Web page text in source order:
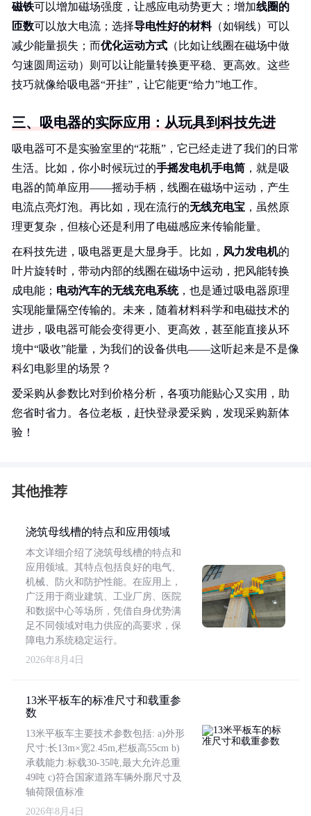
磁铁可以增加磁场强度，让感应电动势更大；增加线圈的
匝数可以放大电流；选择导电性好的材料（如铜线）可以
减少能量损失；而优化运动方式 （比如让线圈在磁场中做
匀速圆周运动）则可以让能量转换更平稳、更高效。这些
技巧就像给吸电器“开挂”，让它能更“给力”地工作。
三、吸电器的实际应用：从玩具到科技先进
吸电器可不是实验室里的“花瓶”，它已经走进了我们的日常
生活。比如，你小时候玩过的手摇发电机手电筒 ，就是吸
电器的简单应用——摇动手柄，线圈在磁场中运动，产生
电流点亮灯泡。再比如，现在流行的无线充电宝 ，虽然原
理更复杂，但核心还是利用了电磁感应来传输能量。
在科技先进，吸电器更是大显身手。比如， 风力发电机的
叶片旋转时，带动内部的线圈在磁场中运动，把风能转换
成电能； 电动汽车的无线充电系统，也是通过吸电器原理
实现能量隔空传输的。未来，随着材料科学和电磁技术的
进步，吸电器可能会变得更小、更高效，甚至能直接从环
境中“吸收”能量，为我们的设备供电——这听起来是不是像
科幻电影里的场景？
爱采购从参数比对到价格分析，各项功能贴心又实用，助
您省时省力。各位老板，赶快登录爱采购，发现采购新体
验！
其他推荐
浇筑母线槽的特点和应用领域
本文详细介绍了浇筑母线槽的特点和
应用领域。其特点包括良好的电气、
机械、防火和防护性能。在应用上，
广泛用于商业建筑、工业厂房、医院
和数据中心等场所，凭借自身优势满
足不同领域对电力供应的高要求，保
障电力系统稳定运行。
2026年8月4日
13米平板车的标准尺寸和载重参
数
13米平板车主要技术参数包括: a)外形
尺寸:长13m×宽2.45m,栏板高55cm b)
承载能力:标载30-35吨,最大允许总重
49吨 c)符合国家道路车辆外廓尺寸及
轴荷限值标准
2026年8月4日